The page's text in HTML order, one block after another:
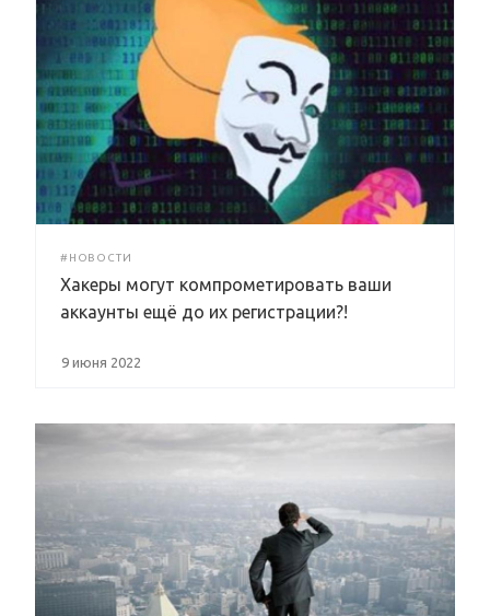
#НОВОСТИ
Хакеры могут компрометировать ваши
аккаунты ещё до их регистрации?!
9 июня 2022